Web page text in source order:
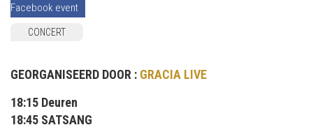
Facebook event
CONCERT
GEORGANISEERD DOOR : GRACIA LIVE
18:15 Deuren
18:45 SATSANG